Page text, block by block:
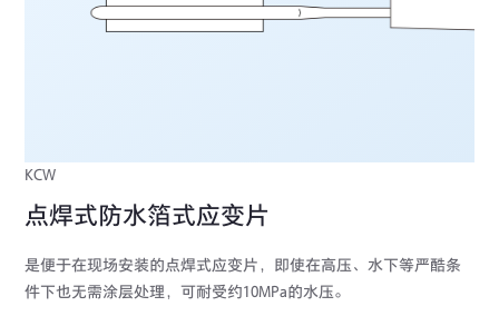
KCW
点焊式防水箔式应变片
是便于在现场安装的点焊式应变片，即使在高压、水下等严酷条
件下也无需涂层处理，可耐受约10MPa的水压。